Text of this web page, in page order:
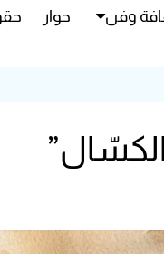
وفن حوار